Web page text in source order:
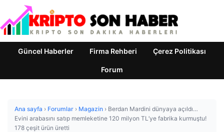
Güncel Haberler Firma Rehberi Çerez Politikası
Forum
Ana sayfa › Forumlar › Magazin › Berdan Mardini dünyaya açıldı…
Evini arabasını satıp memleketine 120 milyon TL’ye fabrika kurmuştu!
178 çeşit ürün üretti